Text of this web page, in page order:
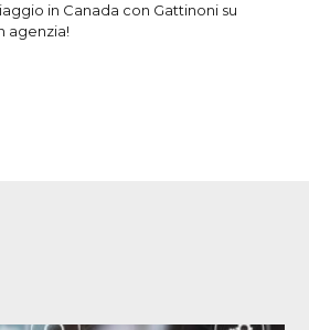
in Canada con Gattinoni su
agenzia!